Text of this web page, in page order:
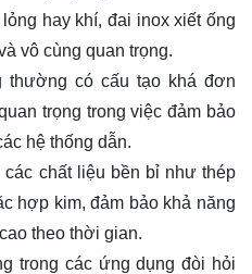
hay khí, đai inox xiết ống
vô cùng quan trọng.
thường có cấu tạo khá đơn
trọng trong việc đảm bảo
hệ thống dẫn.
chất liệu bền bỉ như thép
hợp kim, đảm bảo khả năng
theo thời gian.
trong các ứng dụng đòi hỏi